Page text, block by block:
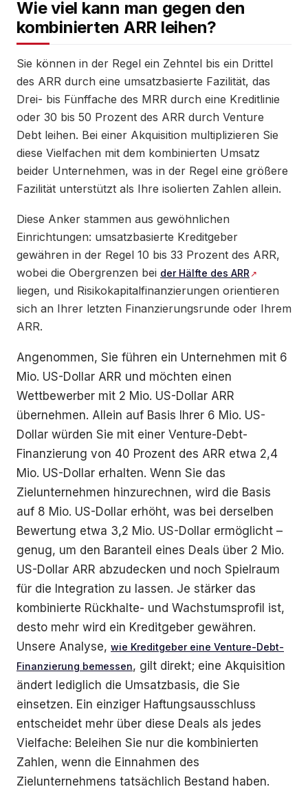
Wie viel kann man gegen den
kombinierten ARR leihen?
Sie können in der Regel ein Zehntel bis ein Drittel
des ARR durch eine umsatzbasierte Fazilität, das
Drei- bis Fünffache des MRR durch eine Kreditlinie
oder 30 bis 50 Prozent des ARR durch Venture
Debt leihen. Bei einer Akquisition multiplizieren Sie
diese Vielfachen mit dem kombinierten Umsatz
beider Unternehmen, was in der Regel eine größere
Fazilität unterstützt als Ihre isolierten Zahlen allein.
Diese Anker stammen aus gewöhnlichen
Einrichtungen: umsatzbasierte Kreditgeber
gewähren in der Regel 10 bis 33 Prozent des ARR,
wobei die Obergrenzen bei der Hälfte des ARR
liegen, und Risikokapitalfinanzierungen orientieren
sich an Ihrer letzten Finanzierungsrunde oder Ihrem
ARR.
Angenommen, Sie führen ein Unternehmen mit 6
Mio. US-Dollar ARR und möchten einen
Wettbewerber mit 2 Mio. US-Dollar ARR
übernehmen. Allein auf Basis Ihrer 6 Mio. US-
Dollar würden Sie mit einer Venture-Debt-
Finanzierung von 40 Prozent des ARR etwa 2,4
Mio. US-Dollar erhalten. Wenn Sie das
Zielunternehmen hinzurechnen, wird die Basis
auf 8 Mio. US-Dollar erhöht, was bei derselben
Bewertung etwa 3,2 Mio. US-Dollar ermöglicht –
genug, um den Baranteil eines Deals über 2 Mio.
US-Dollar ARR abzudecken und noch Spielraum
für die Integration zu lassen. Je stärker das
kombinierte Rückhalte- und Wachstumsprofil ist,
desto mehr wird ein Kreditgeber gewähren.
Unsere Analyse, wie Kreditgeber eine Venture-Debt-
Finanzierung bemessen, gilt direkt; eine Akquisition
ändert lediglich die Umsatzbasis, die Sie
einsetzen. Ein einziger Haftungsausschluss
entscheidet mehr über diese Deals als jedes
Vielfache: Beleihen Sie nur die kombinierten
Zahlen, wenn die Einnahmen des
Zielunternehmens tatsächlich Bestand haben.